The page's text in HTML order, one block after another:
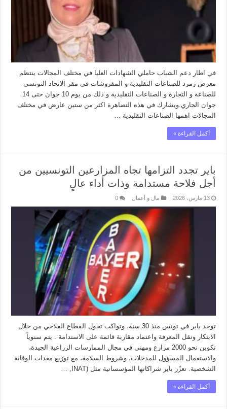
في اطار دعم الشباب حاملي الشهادات العليا في مختلف المجالات ينتظم
معرض زمرد للصناعات التقليدية و المفروشات في مقر الاتحاد التونسي
للصناعة و التجارة و الصناعات التقليدية و ذلك من يوم 10 جوان حتى 14
جوان الجاري.ويشارك في هذه التضاهرة اكثر من ستين عارض في مختلف
المجالات اهمها الصناعات التقليدية …
أكمل القراءة »
باير تجدد التزامها تجاه المزارعين التونسيين من
أجل فلاحة مستدامة وذات أداء عالٍ
13 مارس، 2026 مال و أعمال 0
توجد باير في تونس منذ 30 سنة، وتواكب تحول القطاع الفلاحي من خلال
الابتكار ونقل المعرفة واعتماد مقاربة قائمة على الاستدامة . يتم سنوياً
تكوين نحو 2000 مزارع ومهني في مجال الممارسات الزراعية الجيدة،
والاستعمال المسؤول للمدخلات، وشروط السلامة، مع توزيع معدات الوقاية
الشخصية. تعزّز باير شراكاتها المؤسساتية مثل (INAT, …
أكمل القراءة »